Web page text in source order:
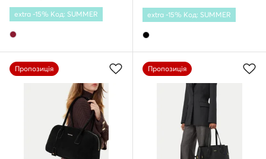
extra -15% Код: SUMMER extra -15% Код: SUMMER
Пропозиція Пропозиція